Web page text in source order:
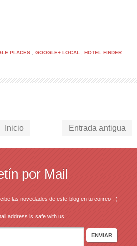
PLACES GOOGLE+ LOCAL HOTEL FINDER
Entrada antigua
Inicio
por Mail
las novedades de este blog en tu correo ;-)
address is safe with us!